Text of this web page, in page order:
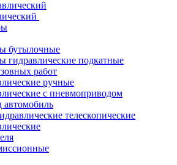
бутылочные
гидравлические подкатные
работ
ручные
с пневмоприводом
автомобиль
телескопические